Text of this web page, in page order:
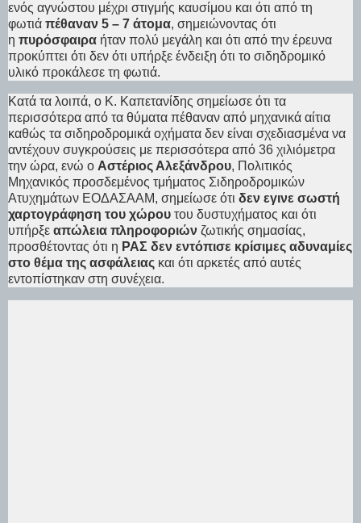
ενός αγνώστου μέχρι στιγμής καυσίμου και ότι από τη
φωτιά πέθαναν 5 – 7 άτομα, σημειώνοντας ότι
η πυρόσφαιρα ήταν πολύ μεγάλη και ότι από την έρευνα
προκύπτει ότι δεν ότι υπήρξε ένδειξη ότι το σιδηδρομικό
υλικό προκάλεσε τη φωτιά.
Κατά τα λοιπά, ο Κ. Καπετανίδης σημείωσε ότι τα
περισσότερα από τα θύματα πέθαναν από μηχανικά αίτια
καθώς τα σιδηροδρομικά οχήματα δεν είναι σχεδιασμένα να
αντέχουν συγκρούσεις με περισσότερα από 36 χιλιόμετρα
την ώρα, ενώ ο Αστέριος Αλεξάνδρου, Πολιτικός
Μηχανικός προσδεμένος τμήματος Σιδηροδρομικών
Ατυχημάτων ΕΟΔΑΣΑΑΜ, σημείωσε ότι δεν εγινε σωστή
χαρτογράφηση του χώρου του δυστυχήματος και ότι
υπήρξε απώλεια πληροφοριών ζωτικής σημασίας,
προσθέτοντας ότι η ΡΑΣ δεν εντόπισε κρίσιμες αδυναμίες
στο θέμα της ασφάλειας και ότι αρκετές από αυτές
εντοπίστηκαν στη συνέχεια.